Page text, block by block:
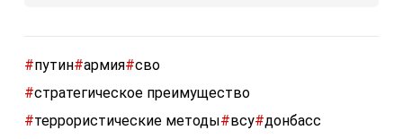
#путин#армия#сво
#стратегическое преимущество
#террористические методы#всу#донбасс